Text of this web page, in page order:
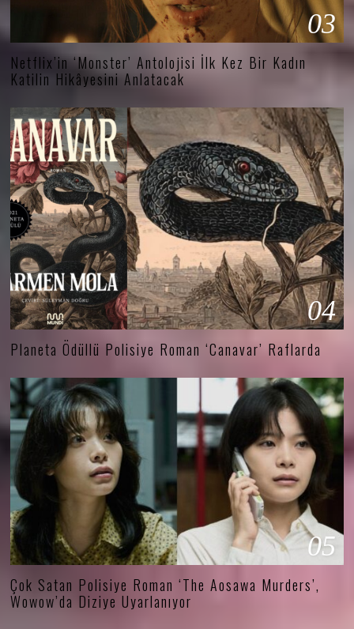
03
Netflix’in ‘Monster’ Antolojisi İlk Kez Bir Kadın
Katilin Hikâyesini Anlatacak
04
Planeta Ödüllü Polisiye Roman ‘Canavar’ Raflarda
05
Çok Satan Polisiye Roman ‘The Aosawa Murders’,
Wowow’da Diziye Uyarlanıyor